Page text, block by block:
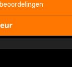
beoordelingen